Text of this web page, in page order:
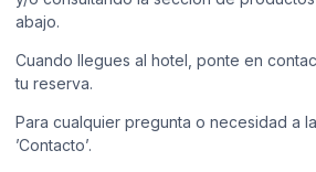
abajo.
Cuando llegues al hotel, ponte en
tu reserva.
Para cualquier pregunta o necesidad a
’Contacto’.